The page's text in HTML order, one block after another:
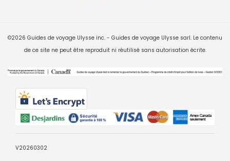
©2026 Guides de voyage Ulysse inc. - Guides de voyage Ulysse sarl. Le contenu
de ce site ne peut être reproduit ni réutilisé sans autorisation écrite.
V20260302